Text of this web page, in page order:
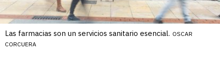
Las farmacias son un servicios sanitario esencial. OSCAR
CORCUERA